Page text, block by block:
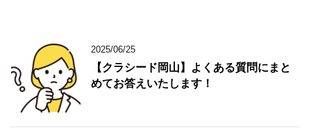
2025/06/25
【クラシード岡山】よくある質問にまと
めてお答えいたします！